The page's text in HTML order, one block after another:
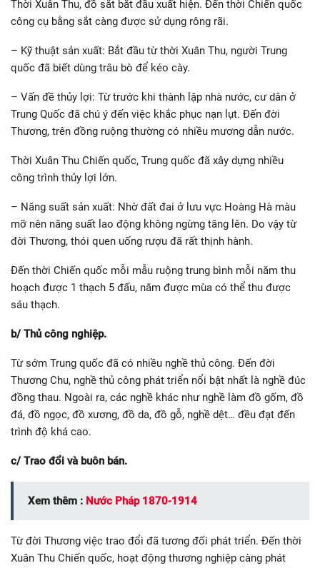
Thời Xuân Thu, đồ sắt bắt đầu xuất hiện. Đến thời Chiến quốc
công cụ bằng sắt càng được sử dụng rông rãi.
– Kỹ thuật sản xuất: Bắt đầu từ thời Xuân Thu, người Trung
quốc đã biết dùng trâu bò để kéo cày.
– Vấn đề thủy lợi: Từ trước khi thành lập nhà nước, cư dân ở
Trung Quốc đã chú ý đến việc khắc phục nạn lụt. Đến đời
Thương, trên đồng ruộng thường có nhiều mương dẫn nước.
Thời Xuân Thu Chiến quốc, Trung quốc đã xây dựng nhiều
công trình thủy lợi lớn.
– Năng suất sản xuất: Nhờ đất đai ở lưu vực Hoàng Hà màu
mỡ nên năng suất lao động không ngừng tăng lên. Do vậy từ
đời Thương, thói quen uống rượu đã rất thịnh hành.
Đến thời Chiến quốc mỗi mẫu ruộng trung bình mỗi năm thu
hoạch được 1 thạch 5 đấu, năm được mùa có thể thu được
sáu thạch.
b/ Thủ công nghiệp.
Từ sớm Trung quốc đã có nhiều nghề thủ công. Đến đời
Thương Chu, nghề thủ công phát triển nổi bật nhất là nghề đúc
đồng thau. Ngoài ra, các nghề khác như nghề làm đồ gốm, đồ
đá, đồ ngọc, đồ xương, đồ da, đồ gỗ, nghề dệt… đều đạt đến
trình độ khá cao.
c/ Trao đổi và buôn bán.
Xem thêm : Nước Pháp 1870-1914
Từ đời Thương việc trao đổi đã tương đối phát triển. Đến thời
Xuân Thu Chiến quốc, hoạt động thương nghiệp càng phát